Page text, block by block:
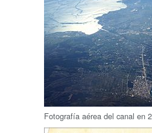
Fotografía aérea del canal en